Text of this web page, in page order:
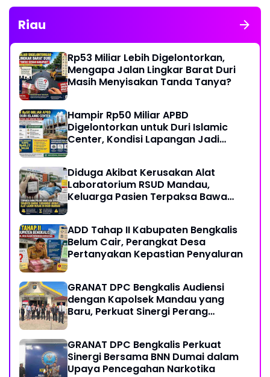
Riau
Rp53 Miliar Lebih Digelontorkan,
Mengapa Jalan Lingkar Barat Duri
Masih Menyisakan Tanda Tanya?
Hampir Rp50 Miliar APBD
Digelontorkan untuk Duri Islamic
Center, Kondisi Lapangan Jadi
Diduga Akibat Kerusakan Alat
Laboratorium RSUD Mandau,
Keluarga Pasien Terpaksa Bawa
Transfusi Darah
ADD Tahap II Kabupaten Bengkalis
Belum Cair, Perangkat Desa
Pertanyakan Kepastian Penyaluran
GRANAT DPC Bengkalis Audiensi
dengan Kapolsek Mandau yang
Baru, Perkuat Sinergi Perang
GRANAT DPC Bengkalis Perkuat
Sinergi Bersama BNN Dumai dalam
Upaya Pencegahan Narkotika